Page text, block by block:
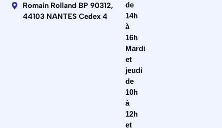
Romain Rolland BP 90312,
44103 NANTES Cedex 4
de
14h
à
16h
Mardi
et
jeudi
de
10h
à
12h
et